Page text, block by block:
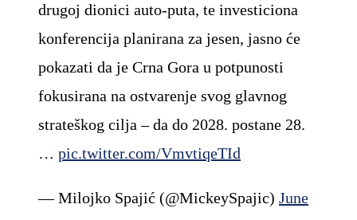
drugoj dionici auto-puta, te investiciona
konferencija planirana za jesen, jasno će
pokazati da je Crna Gora u potpunosti
fokusirana na ostvarenje svog glavnog
strateškog cilja – da do 2028. postane 28.
… pic.twitter.com/VmvtiqeTId
— Milojko Spajić (@MickeySpajic) June